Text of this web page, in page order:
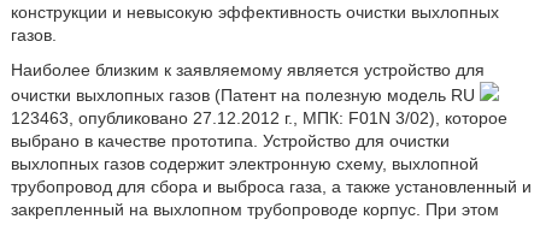
конструкции и невысокую эффективность очистки выхлопных
газов.
Наиболее близким к заявляемому является устройство для
очистки выхлопных газов (Патент на полезную модель RU
123463, опубликовано 27.12.2012 г., МПК: F01N 3/02), которое
выбрано в качестве прототипа. Устройство для очистки
выхлопных газов содержит электронную схему, выхлопной
трубопровод для сбора и выброса газа, а также установленный и
закрепленный на выхлопном трубопроводе корпус. При этом